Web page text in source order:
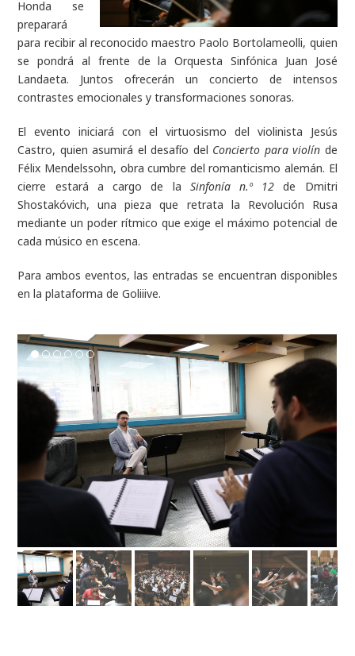
Honda se
preparará
para recibir al reconocido maestro Paolo Bortolameolli, quien
se pondrá al frente de la Orquesta Sinfónica Juan José
Landaeta. Juntos ofrecerán un concierto de intensos
contrastes emocionales y transformaciones sonoras.
El evento iniciará con el virtuosismo del violinista Jesús
Castro, quien asumirá el desafío del Concierto para violín de
Félix Mendelssohn, obra cumbre del romanticismo alemán. El
cierre estará a cargo de la Sinfonía n.º 12 de Dmitri
Shostakóvich, una pieza que retrata la Revolución Rusa
mediante un poder rítmico que exige el máximo potencial de
cada músico en escena.
Para ambos eventos, las entradas se encuentran disponibles
en la plataforma de Goliiive.